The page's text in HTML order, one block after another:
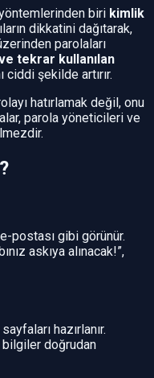
biri kimlik
dikkatini dağıtarak,
parolaları
tekrar kullanılan
ciddi şekilde artırır.
hatırlamak değil, onu
parola yöneticileri ve
postası gibi görünür.
askıya alınacak!”,
hazırlanır.
bilgiler doğrudan